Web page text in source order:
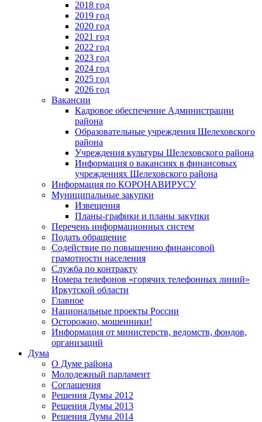
2018 год
2019 год
2020 год
2021 год
2022 год
2023 год
2024 год
2025 год
2026 год
Вакансии
Кадровое обеспечение Администрации
района
Образовательные учреждения Шелеховского
района
Учреждения культуры Шелеховского района
Информация о вакансиях в финансовых
учреждениях Шелеховского района
Информация по КОРОНАВИРУСУ
Муниципальные закупки
Извещения
Планы-графики и планы закупки
Перечень информационных систем
Подать обращение
Содействие по повышению финансовой
грамотности населения
Служба по контракту
Номера телефонов «горячих телефонных линий»
Иркутской области
Главное
Национальные проекты России
Осторожно, мошенники!
Информация от министерств, ведомств, фондов,
организаций
Дума
О Думе района
Молодежный парламент
Соглашения
Решения Думы 2012
Решения Думы 2013
Решения Думы 2014